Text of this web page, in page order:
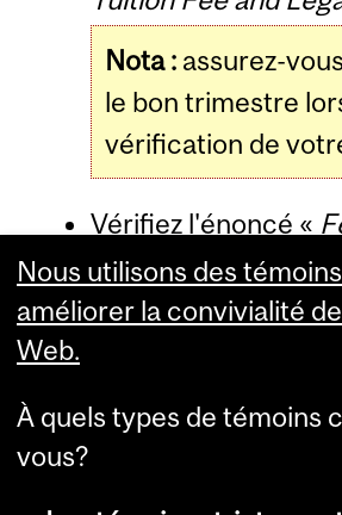
Nota : assurez-
le bon trimestre
vérification de
Vérifiez l'énoncé «
currently calculated
to rules for...» afin
résidence (étudiant
Nous utilisons des
améliorer la convivialité
Web.
À quels types de témoins
vous?